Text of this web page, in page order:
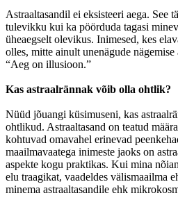
Astraaltasandil ei eksisteeri aega. See
tulevikku kui ka pöörduda tagasi
üheaegselt olevikus. Inimesed, kes
olles, mitte ainult unenägude
“Aeg on illusioon.”
Kas astraalrännak võib olla ohtlik?
Nüüd jõuangi küsimuseni, kas
ohtlikud. Astraaltasand on teatud
kohtuvad omavahel erinevad
maailmavaatega inimeste jaoks on
aspekte kogu praktikas. Kui mina
elu traagikat, vaadeldes välismaailma
minema astraaltasandile ehk